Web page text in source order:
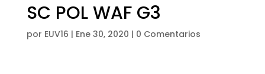
SC POL WAF G3
por EUV16 | Ene 30, 2020 | 0 Comentarios